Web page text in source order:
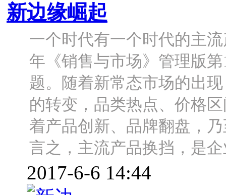
新边缘崛起
一个时代有一个时代的主
年《销售与市场》管理版
题。随着新常态市场的出
的转变，品类热点、价格
着产品创新、品牌翻盘，
言之，主流产品换挡，是
2017-6-6 14:44